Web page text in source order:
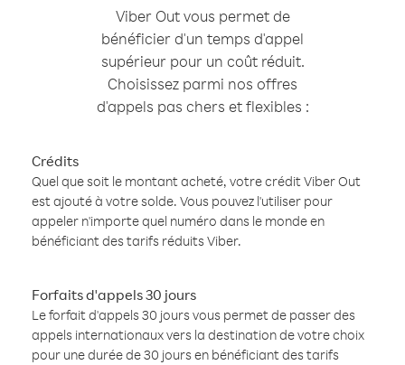
Viber Out vous permet de
bénéficier d'un temps d'appel
supérieur pour un coût réduit.
Choisissez parmi nos offres
d'appels pas chers et flexibles :
Crédits
Quel que soit le montant acheté, votre crédit Viber Out
est ajouté à votre solde. Vous pouvez l'utiliser pour
appeler n'importe quel numéro dans le monde en
bénéficiant des tarifs réduits Viber.
Forfaits d'appels 30 jours
Le forfait d'appels 30 jours vous permet de passer des
appels internationaux vers la destination de votre choix
pour une durée de 30 jours en bénéficiant des tarifs